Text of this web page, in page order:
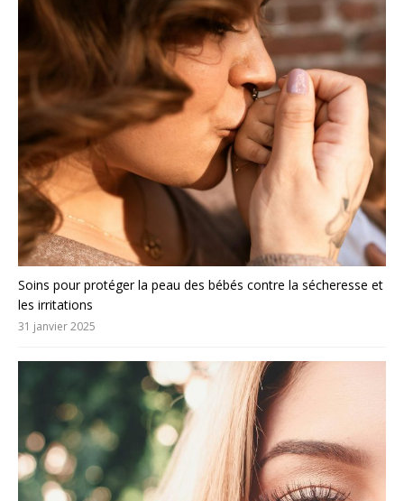
Soins pour protéger la peau des bébés contre la sécheresse et
les irritations
31 janvier 2025